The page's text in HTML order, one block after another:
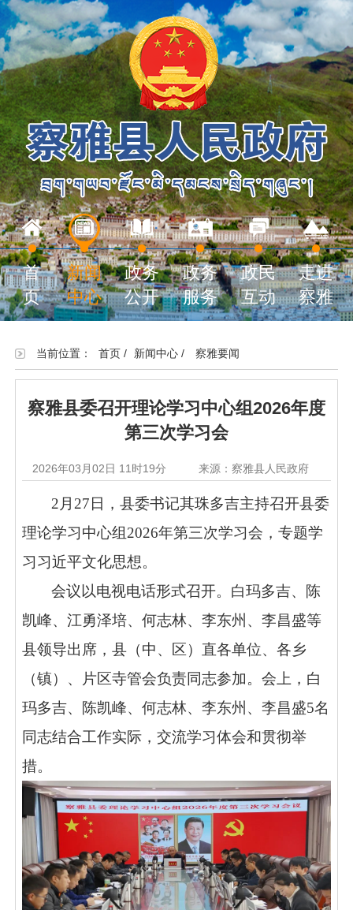
首
页
新闻
中心
政务
公开
政务
服务
政民
互动
走进
察雅
当前位置： 首页/ 新闻中心/ 察雅要闻
察雅县委召开理论学习中心组2026年度
第三次学习会
2026年03月02日 11时19分 来源：察雅县人民政府
2月27日，县委书记其珠多吉主持召开县委
理论学习中心组2026年第三次学习会，专题学
习习近平文化思想。
会议以电视电话形式召开。白玛多吉、陈
凯峰、江勇泽培、何志林、李东州、李昌盛等
县领导出席，县（中、区）直各单位、各乡
（镇）、片区寺管会负责同志参加。会上，白
玛多吉、陈凯峰、何志林、李东州、李昌盛5名
同志结合工作实际，交流学习体会和贯彻举
措。